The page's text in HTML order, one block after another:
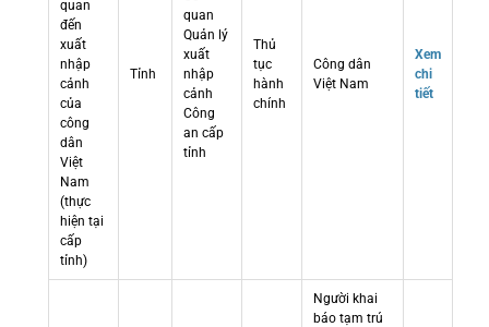
quan
đến
xuất
nhập
cảnh
của
công
dân
Việt
Nam
(thực
hiện tại
cấp
tỉnh)
Tỉnh
quan
Quản lý
xuất
nhập
cảnh
Công
an cấp
tỉnh
Thủ
tục
hành
chính
Công dân
Việt Nam
Xem
chi
tiết
Người khai
báo tạm trú